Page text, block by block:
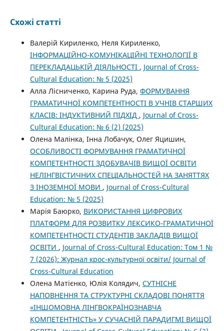
Схожі статті
Валерій Кириленко, Неля Кириленко,
ІНФОРМАЦІЙНО-КОМУНІКАЦІЙНІ ТЕХНОЛОГІЇ В
ПЕРЕКЛАДАЦЬКІЙ ДІЯЛЬНОСТІ , Journal of Cross-
Cultural Education: № 5 (2025)
Алла Лісниченко, Карина Руда, ФОРМУВАННЯ
ГРАМАТИЧНОЇ КОМПЕТЕНТНОСТІ В УЧНІВ СТАРШИХ
КЛАСІВ: ІНДУКТИВНИЙ ПІДХІД , Journal of Cross-
Cultural Education: № 6 (2) (2025)
Олена Малінка, Інна Лобачук, Олег Яцишин,
ОСОБЛИВОСТІ ФОРМУВАННЯ ГРАМАТИЧНОЇ
КОМПЕТЕНТНОСТІ ЗДОБУВАЧІВ ВИЩОЇ ОСВІТИ
НЕЛІНГВІСТИЧНИХ СПЕЦІАЛЬНОСТЕЙ НА ЗАНЯТТЯХ
З ІНОЗЕМНОЇ МОВИ , Journal of Cross-Cultural
Education: № 5 (2025)
Марія Баюрко, ВИКОРИСТАННЯ ЦИФРОВИХ
ПЛАТФОРМ ДЛЯ РОЗВИТКУ ЛЕКСИКО-ГРАМАТИЧНОЇ
КОМПЕТЕНТНОСТІ СТУДЕНТІВ ЗАКЛАДІВ ВИЩОЇ
ОСВІТИ , Journal of Cross-Cultural Education: Том 1 №
7 (2026): Журнал крос-культурної освіти/ Journal of
Cross-Cultural Education
Олена Матієнко, Юлія Колядич, СУТНІСНЕ
НАПОВНЕННЯ ТА СТРУКТУРНІ СКЛАДОВІ ПОНЯТТЯ
«ІНШОМОВНА ЛІНГВОКРАЇНОЗНАВЧА
КОМПЕТЕНТНІСТЬ» У СУЧАСНІЙ ПАРАДИГМІ ВИЩОЇ